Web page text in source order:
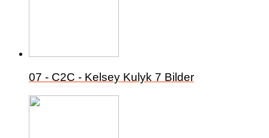
07 - C2C - Kelsey Kulyk 7 Bilder